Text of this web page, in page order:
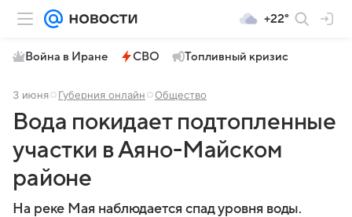
+22°
Война в Иране СВО Топливный кризис
3 июня Губерния онлайн Общество
Вода покидает подтопленные
участки в Аяно-Майском
районе
На реке Мая наблюдается спад уровня воды.